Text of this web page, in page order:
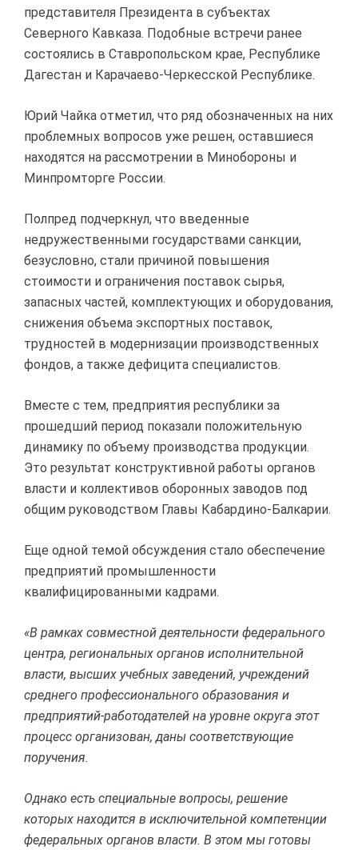
представителя Президента в субъектах
Северного Кавказа. Подобные встречи ранее
состоялись в Ставропольском крае, Республике
Дагестан и Карачаево-Черкесской Республике.
Юрий Чайка отметил, что ряд обозначенных на них
проблемных вопросов уже решен, оставшиеся
находятся на рассмотрении в Минобороны и
Минпромторге России.
Полпред подчеркнул, что введенные
недружественными государствами санкции,
безусловно, стали причиной повышения
стоимости и ограничения поставок сырья,
запасных частей, комплектующих и оборудования,
снижения объема экспортных поставок,
трудностей в модернизации производственных
фондов, а также дефицита специалистов.
Вместе с тем, предприятия республики за
прошедший период показали положительную
динамику по объему производства продукции.
Это результат конструктивной работы органов
власти и коллективов оборонных заводов под
общим руководством Главы Кабардино-Балкарии.
Еще одной темой обсуждения стало обеспечение
предприятий промышленности
квалифицированными кадрами.
«В рамках совместной деятельности федерального
центра, региональных органов исполнительной
власти, высших учебных заведений, учреждений
среднего профессионального образования и
предприятий-работодателей на уровне округа этот
процесс организован, даны соответствующие
поручения.
Однако есть специальные вопросы, решение
которых находится в исключительной компетенции
федеральных органов власти. В этом мы готовы